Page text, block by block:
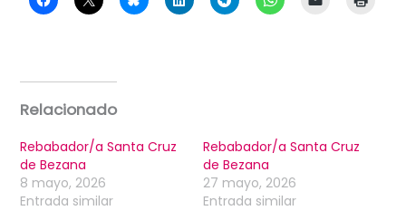
Relacionado
Rebabador/a Santa Cruz
de Bezana
8 mayo, 2026
Entrada similar
Rebabador/a Santa Cruz
de Bezana
27 mayo, 2026
Entrada similar